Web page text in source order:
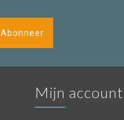
Abonneer
Mijn account